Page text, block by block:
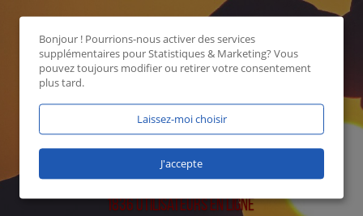
1836 utilisateurs en ligne
Bonjour ! Pourrions-nous activer des services
supplémentaires pourStatistiques & Marketing? Vous
pouvez toujours modifier ou retirer votre consentement
plus tard.
Laissez-moi choisir
J'accepte